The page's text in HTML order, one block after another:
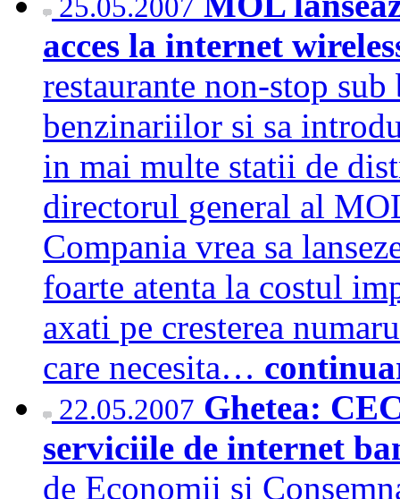
25.05.2007
acces la internet
restaurante non-stop
benzinariilor si sa
in mai multe statii de
directorul general al
Compania vrea sa
foarte atenta la costul
axati pe cresterea
care necesita…
22.05.2007 Ghetea:
serviciile de internet
de Economii si